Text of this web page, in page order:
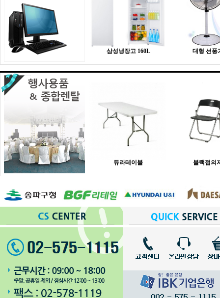
삼성냉장고 160L 대형 선풍
듀라테이블 블랙접의